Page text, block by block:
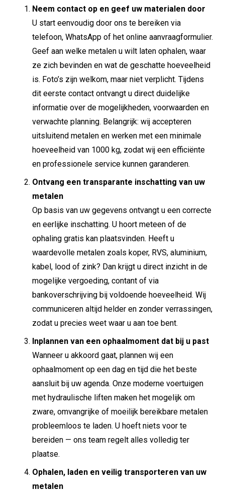
Neem contact op en geef uw materialen door
U start eenvoudig door ons te bereiken via
telefoon, WhatsApp of het online aanvraagformulier.
Geef aan welke metalen u wilt laten ophalen, waar
ze zich bevinden en wat de geschatte hoeveelheid
is. Foto’s zijn welkom, maar niet verplicht. Tijdens
dit eerste contact ontvangt u direct duidelijke
informatie over de mogelijkheden, voorwaarden en
verwachte planning. Belangrijk: wij accepteren
uitsluitend metalen en werken met een minimale
hoeveelheid van 1000 kg, zodat wij een efficiënte
en professionele service kunnen garanderen.
Ontvang een transparante inschatting van uw
metalen
Op basis van uw gegevens ontvangt u een correcte
en eerlijke inschatting. U hoort meteen of de
ophaling gratis kan plaatsvinden. Heeft u
waardevolle metalen zoals koper, RVS, aluminium,
kabel, lood of zink? Dan krijgt u direct inzicht in de
mogelijke vergoeding, contant of via
bankoverschrijving bij voldoende hoeveelheid. Wij
communiceren altijd helder en zonder verrassingen,
zodat u precies weet waar u aan toe bent.
Inplannen van een ophaalmoment dat bij u past
Wanneer u akkoord gaat, plannen wij een
ophaalmoment op een dag en tijd die het beste
aansluit bij uw agenda. Onze moderne voertuigen
met hydraulische liften maken het mogelijk om
zware, omvangrijke of moeilijk bereikbare metalen
probleemloos te laden. U hoeft niets voor te
bereiden — ons team regelt alles volledig ter
plaatse.
Ophalen, laden en veilig transporteren van uw
metalen